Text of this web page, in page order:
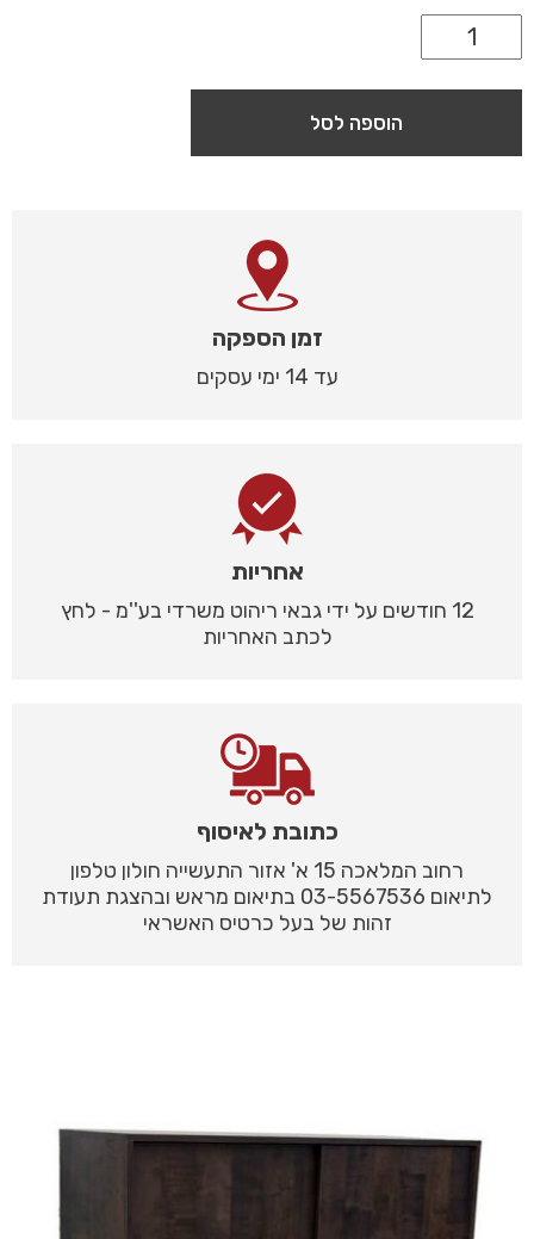
הוספה לסל
זמן הספקה
עד 14 ימי עסקים
אחריות
12 חודשים על ידי גבאי ריהוט משרדי בע''מ - לחץ
לכתב האחריות
כתובת לאיסוף
רחוב המלאכה 15 א' אזור התעשייה חולון טלפון
לתיאום 03-5567536 בתיאום מראש ובהצגת תעודת
זהות של בעל כרטיס האשראי